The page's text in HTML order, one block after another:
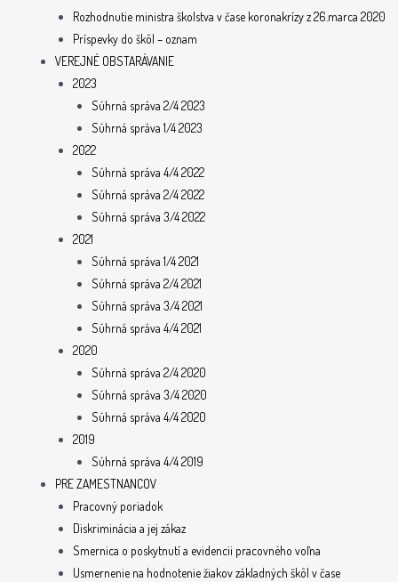
Rozhodnutie ministra školstva v čase koronakrízy z 26.marca 2020
Príspevky do škôl – oznam
VEREJNÉ OBSTARÁVANIE
2023
Súhrná správa 2/4 2023
Súhrná správa 1/4 2023
2022
Súhrná správa 4/4 2022
Súhrná správa 2/4 2022
Súhrná správa 3/4 2022
2021
Súhrná správa 1/4 2021
Súhrná správa 2/4 2021
Súhrná správa 3/4 2021
Súhrná správa 4/4 2021
2020
Súhrná správa 2/4 2020
Súhrná správa 3/4 2020
Súhrná správa 4/4 2020
2019
Súhrná správa 4/4 2019
PRE ZAMESTNANCOV
Pracovný poriadok
Diskriminácia a jej zákaz
Smernica o poskytnutí a evidencii pracovného voľna
Usmernenie na hodnotenie žiakov základných škôl v čase